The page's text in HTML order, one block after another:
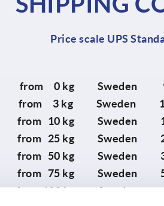
Price scale UPS
from 0 kg Sweden
from 3 kg Sweden
from 10 kg Sweden
from 25 kg Sweden
from 50 kg Sweden
from 75 kg Sweden
from 100 kg Sweden